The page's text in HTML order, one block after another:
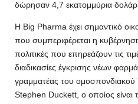
δώρησαν 4,7 εκατομμύρια
Η Big Pharma έχει σημαντικό
που συμπεριφέρεται η
πολιτικές που επηρεάζουν τις
διαδικασίες έγκρισης νέων
γραμματέας του ομοσπονδιακού
Stephen Duckett, ο οποίος